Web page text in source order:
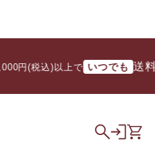
円(税込)以上で いつでも 送料